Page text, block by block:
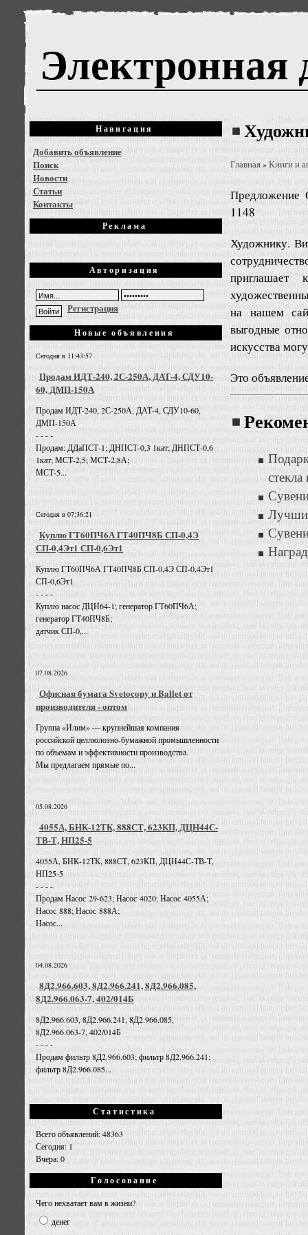
Электронная
Навигация
Добавить объявление
Поиск
Новости
Статьи
Контакты
Реклама
Авторизация
Регистрация
Новые объявления
Сегодня в 11:43:57
Продам ИДТ-240, 2С-250А, ДАТ-4, СДУ10-
60, ДМП-150А
Продам ИДТ-240, 2С-250А, ДАТ-4, СДУ10-60,
ДМП-150А
- - - -
Продам: ДДаПСТ-1; ДНПСТ-0,3 1кат; ДНПСТ-0,6
1кат; МСТ-2,5; МСТ-2,8А;
МСТ-5...
Сегодня в 07:36:21
Куплю ГТ60ПЧ6А ГТ40ПЧ8Б СП-0,4Э
СП-0,4Эт1 СП-0,6Эт1
Куплю ГТ60ПЧ6А ГТ40ПЧ8Б СП-0,4Э СП-0,4Эт1
СП-0,6Эт1
- - - -
Куплю насос ДЦН64-1; генератор ГТ60ПЧ6А;
генератор ГТ40ПЧ8Б;
датчик СП-0,...
07.08.2026
Офисная бумага Svetocopy и Ballet от
производителя - оптом
Группа «Илим» — крупнейшая компания
российской целлюлозно-бумажной промышленности
по объемам и эффективности производства.
Мы предлагаем прямые по...
05.08.2026
4055А, БНК-12ТК, 888СТ, 623КП, ДЦН44С-
ТВ-Т, НП25-5
4055А, БНК-12ТК, 888СТ, 623КП, ДЦН44С-ТВ-Т,
НП25-5
- - - -
Продам Насос 29-623; Насос 4020; Насос 4055А;
Насос 888; Насос 888А;
Насос...
04.08.2026
8Д2.966.603, 8Д2.966.241, 8Д2.966.085,
8Д2.966.063-7, 402/014Б
8Д2.966.603, 8Д2.966.241, 8Д2.966.085,
8Д2.966.063-7, 402/014Б
- - - -
Продам фильтр 8Д2.966.603; фильтр 8Д2.966.241;
фильтр 8Д2.966.085...
Статистика
Всего объявлений: 48363
Сегодня: 1
Вчера: 0
Голосование
Чего нехватает вам в жизни?
денег
Главная»Книги и
Предложение
1148
Художнику.
приглашает
на нашем
выгодные
искусства
Это